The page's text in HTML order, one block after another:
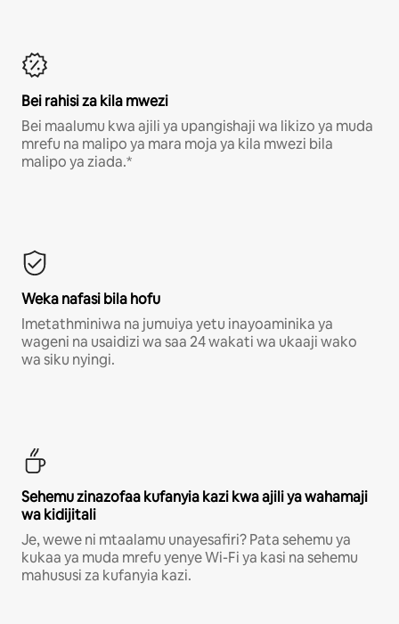
Bei rahisi za kila mwezi
Bei maalumu kwa ajili ya upangishaji wa likizo ya muda
mrefu na malipo ya mara moja ya kila mwezi bila
malipo ya ziada.*
Weka nafasi bila hofu
Imetathminiwa na jumuiya yetu inayoaminika ya
wageni na usaidizi wa saa 24 wakati wa ukaaji wako
wa siku nyingi.
Sehemu zinazofaa kufanyia kazi kwa ajili ya wahamaji
wa kidijitali
Je, wewe ni mtaalamu unayesafiri? Pata sehemu ya
kukaa ya muda mrefu yenye Wi-Fi ya kasi na sehemu
mahususi za kufanyia kazi.